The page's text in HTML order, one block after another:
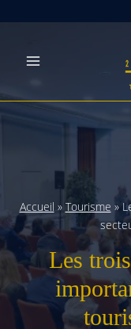
Accueil » Tourisme »
Les